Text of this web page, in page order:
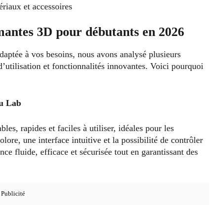
et accessoires
3D pour débutants en 2026
à vos besoins, nous avons analysé plusieurs
et fonctionnalités innovantes. Voici pourquoi
Lab
rapides et faciles à utiliser, idéales pour les
une interface intuitive et la possibilité de contrôler
fluide, efficace et sécurisée tout en garantissant des